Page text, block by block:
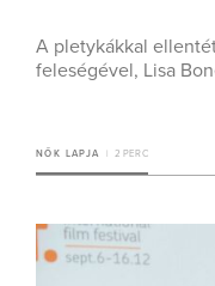
A pletykákkal
feleségével, Lisa
NŐK LAPJA 2 PERC